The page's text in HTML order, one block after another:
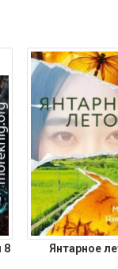
8 Янтарное